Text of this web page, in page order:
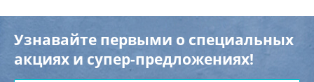
Узнавайте первыми о специальных
акциях и супер-предложениях!